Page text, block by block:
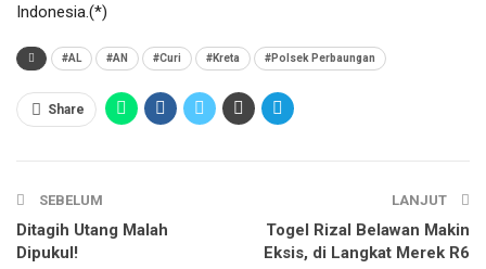
Indonesia.(*)
#AL #AN #Curi #Kreta #Polsek Perbaungan
Share
SEBELUM
Ditagih Utang Malah
Dipukul!
LANJUT
Togel Rizal Belawan Makin
Eksis, di Langkat Merek R6